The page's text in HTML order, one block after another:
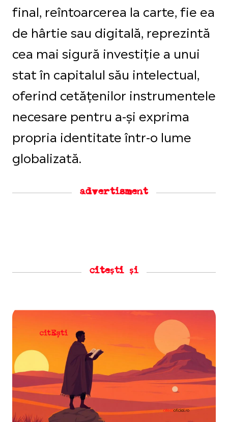
final, reîntoarcerea la carte, fie ea
de hârtie sau digitală, reprezintă
cea mai sigură investiție a unui
stat în capitalul său intelectual,
oferind cetățenilor instrumentele
necesare pentru a-și exprima
propria identitate într-o lume
globalizată.
advertisment
citești și